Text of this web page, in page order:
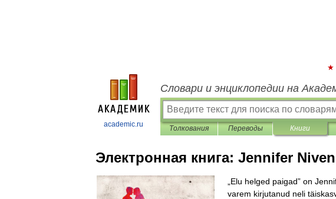
academic.ru
Словари и энциклопедии на
Толкования Переводы Книги
Электронная книга: Jennifer
„Elu helged paigad” on
varem kirjutanud neli